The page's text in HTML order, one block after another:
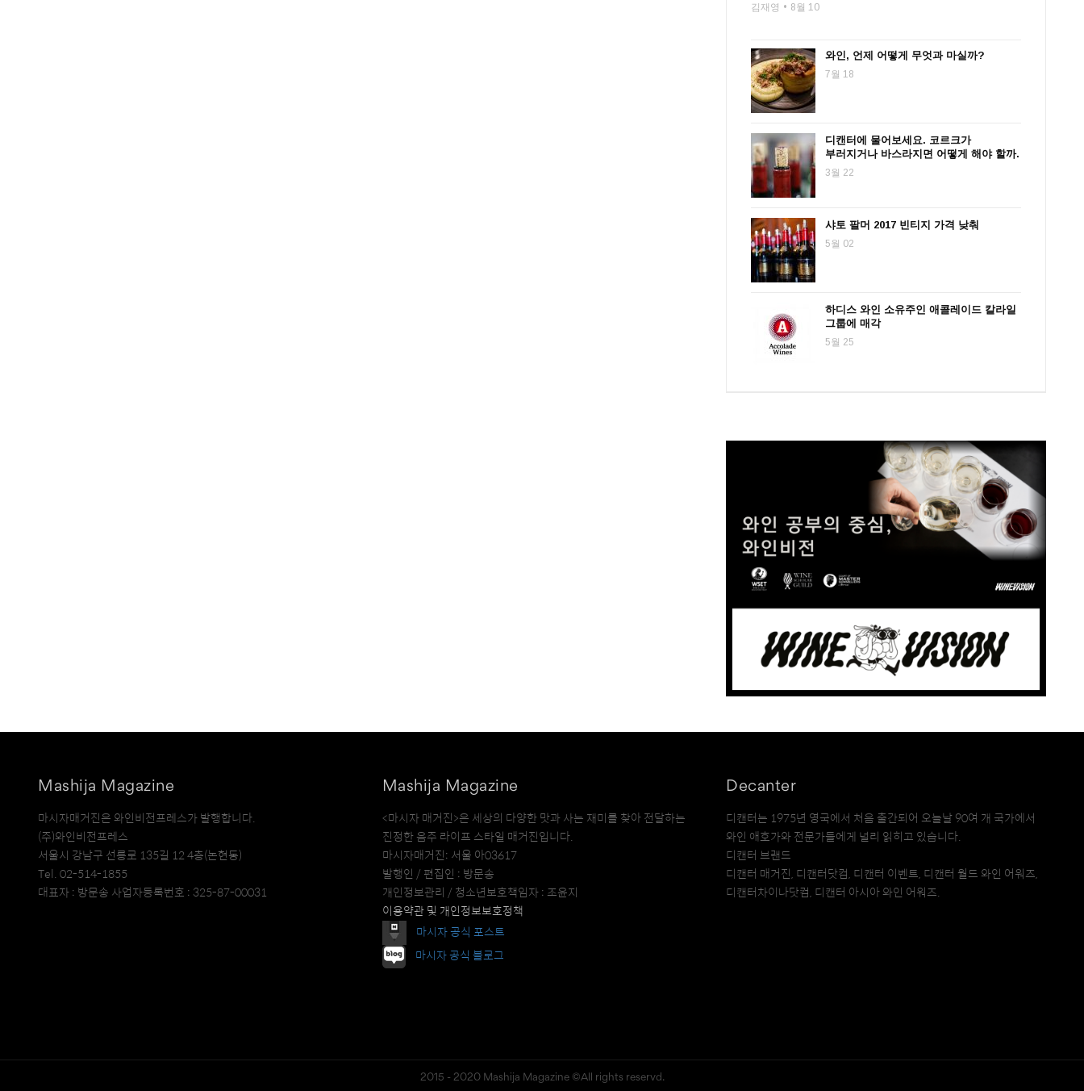
김재영 8월 10
와인, 언제 어떻게 무엇과 마실까?
7월 18
디캔터에 물어보세요. 코르크가
부러지거나 바스라지면 어떻게 해야 할까.
3월 22
샤토 팔머 2017 빈티지 가격 낮춰
5월 02
하디스 와인 소유주인 애콜레이드 칼라일
그룹에 매각
5월 25
Mashija Magazine
마시자매거진은 와인비전프레스가 발행합니다.
(주)와인비전프레스
서울시 강남구 선릉로 135길 12 4층(논현동)
Tel. 02-514-1855
대표자 : 방문송 사업자등록번호 : 325-87-00031
Mashija Magazine
<마시자 매거진>은 세상의 다양한 맛과 사는 재미를 찾아 전달하는
진정한 음주 라이프 스타일 매거진입니다.
마시자매거진: 서울 아03617
발행인 / 편집인 : 방문송
개인정보관리 / 청소년보호책임자 : 조윤지
이용약관 및 개인정보보호정책
마시자 공식 포스트
마시자 공식 블로그
Decanter
디캔터는 1975년 영국에서 처음 출간되어 오늘날 90여 개 국가에서
와인 애호가와 전문가들에게 널리 읽히고 있습니다.
디캔터 브랜드
디캔터 매거진, 디캔터닷컴, 디캔터 이벤트, 디캔터 월드 와인 어워즈,
디캔터차이나닷컴, 디캔터 아시아 와인 어워즈.
2015 - 2020 Mashija Magazine ©All rights reservd.